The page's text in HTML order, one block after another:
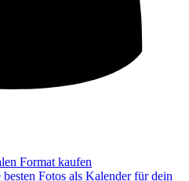
Format kaufen
besten Fotos als Kalender für dein